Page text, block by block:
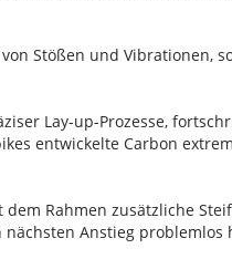
Stößen und Vibrationen,
Lay-up-Prozesse,
entwickelte Carbon
Rahmen zusätzliche
Anstieg problemlos